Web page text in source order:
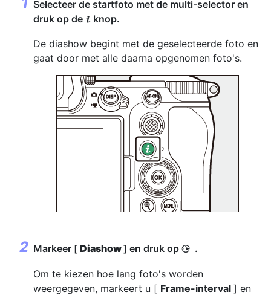
Selecteer de startfoto met de multi-selector en
druk op de i knop.
De diashow begint met de geselecteerde foto en
gaat door met alle daarna opgenomen foto's.
Markeer [ Diashow] en druk op 2 .
Om te kiezen hoe lang foto's worden
weergegeven, markeert u [ Frame-interval ] en